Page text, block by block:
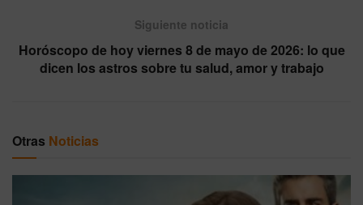
Siguiente noticia
Horóscopo de hoy viernes 8 de mayo de 2026: lo que
dicen los astros sobre tu salud, amor y trabajo
Otras Noticias